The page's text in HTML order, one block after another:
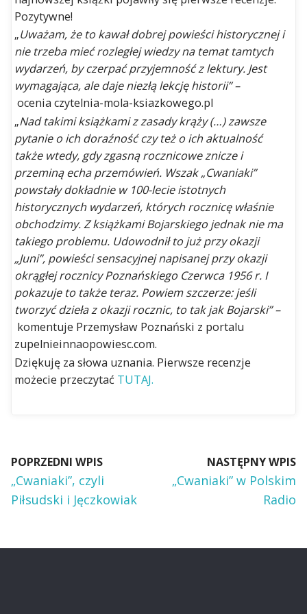
październik 2018
wrzesień 2018
sierpień 2018
lipiec 2018
czerwiec 2018
maj 2018
marzec 2018
luty 2018
styczeń 2018
Pozytywne!
„Uważam, że to kawał dobrej powieści historycznej i
nie trzeba mieć rozległej wiedzy na temat tamtych
wydarzeń, by czerpać przyjemność z lektury. Jest
wymagająca, ale daje niezłą lekcję historii” –
ocenia czytelnia-mola-ksiazkowego.pl
„Nad takimi książkami z zasady krąży (…) zawsze
pytanie o ich doraźność czy też o ich aktualność
także wtedy, gdy zgasną rocznicowe znicze i
przeminą echa przemówień. Wszak „Cwaniaki”
powstały dokładnie w 100-lecie istotnych
historycznych wydarzeń, których rocznicę właśnie
obchodzimy. Z książkami Bojarskiego jednak nie ma
takiego problemu. Udowodnił to już przy okazji
„Juni”, powieści sensacyjnej napisanej przy okazji
okrągłej rocznicy Poznańskiego Czerwca 1956 r. I
pokazuje to także teraz. Powiem szczerze: jeśli
tworzyć dzieła z okazji rocznic, to tak jak Bojarski” –
komentuje Przemysław Poznański z portalu
zupelnieinnaopowiesc.com.
Dziękuję za słowa uznania. Pierwsze recenzje
możecie przeczytać TUTAJ.
POPRZEDNI WPIS
„Cwaniaki”, czyli
Piłsudski i Jęczkowiak
NASTĘPNY WPIS
„Cwaniaki” w Polskim
Radio